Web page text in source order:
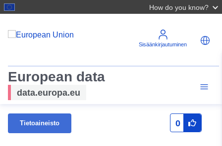
How do you know?
Sisäänkirjautuminen
European data
data.europa.eu
Tietoaineisto 0